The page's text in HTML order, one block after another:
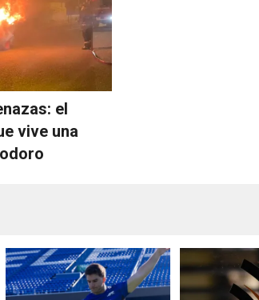
el
vive una